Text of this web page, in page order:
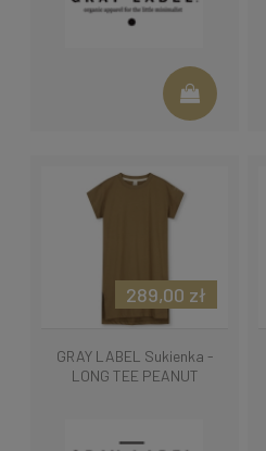
GRAY LABEL Sukienka -
LONG TEE PEANUT
289,00 zł